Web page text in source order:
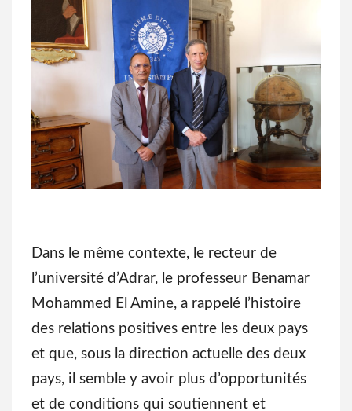
Dans le même contexte, le recteur de
l’université d’Adrar, le professeur Benamar
Mohammed El Amine, a rappelé l’histoire
des relations positives entre les deux pays
et que, sous la direction actuelle des deux
pays, il semble y avoir plus d’opportunités
et de conditions qui soutiennent et